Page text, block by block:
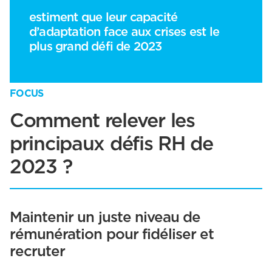
estiment que leur capacité
d’adaptation face aux crises est le
plus grand défi de 2023
FOCUS
Comment relever les
principaux défis RH de
2023 ?
Maintenir un juste niveau de
rémunération pour fidéliser et
recruter